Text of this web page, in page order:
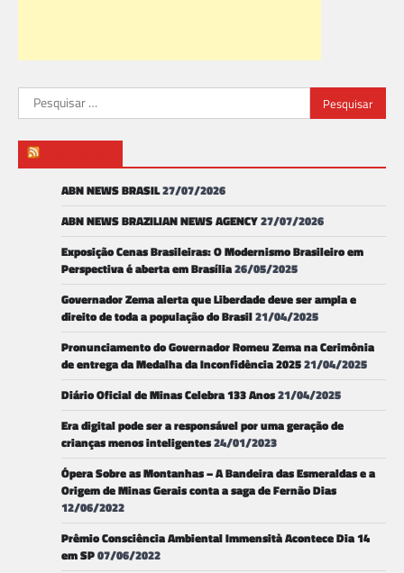
Pesquisar
por:
ABN NEWS BRASIL27/07/2026
ABN NEWS BRAZILIAN NEWS AGENCY27/07/2026
Exposição Cenas Brasileiras: O Modernismo Brasileiro em
Perspectiva é aberta em Brasília26/05/2025
Governador Zema alerta que Liberdade deve ser ampla e
direito de toda a população do Brasil21/04/2025
Pronunciamento do Governador Romeu Zema na Cerimônia
de entrega da Medalha da Inconfidência 202521/04/2025
Diário Oficial de Minas Celebra 133 Anos21/04/2025
Era digital pode ser a responsável por uma geração de
crianças menos inteligentes24/01/2023
Ópera Sobre as Montanhas – A Bandeira das Esmeraldas e a
Origem de Minas Gerais conta a saga de Fernão Dias
12/06/2022
Prêmio Consciência Ambiental Immensità Acontece Dia 14
em SP07/06/2022